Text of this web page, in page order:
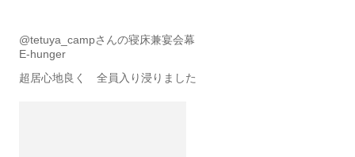
@tetuya_campさんの寝床兼宴会幕
E-hunger
超居心地良く 全員入り浸りました